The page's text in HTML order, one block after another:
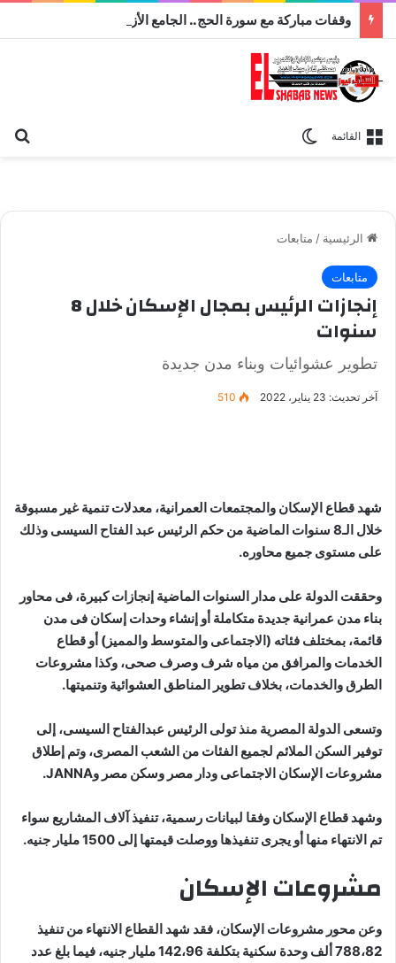
القائمة
الرئيسية / متابعات
متابعات
إنجازات الرئيس بمجال الإسكان خلال 8
سنوات
تطوير عشوائيات وبناء مدن جديدة
آخر تحديث: 23 يناير، 2022 510
شهد قطاع الإسكان والمجتمعات العمرانية، معدلات تنمية غير مسبوقة
خلال الـ8 سنوات الماضية من حكم الرئيس عبد الفتاح السيسى وذلك
على مستوى جميع محاوره.
وحققت الدولة على مدار السنوات الماضية إنجازات كبيرة، فى محاور
بناء مدن عمرانية جديدة متكاملة أو إنشاء وحدات إسكان فى مدن
قائمة، بمختلف فئاته (الاجتماعى والمتوسط والمميز) أو قطاع
الخدمات والمرافق من مياه شرف وصرف صحى، وكذا مشروعات
الطرق والخدمات، بخلاف تطوير المناطق العشوائية وتنميتها.
وتسعى الدولة المصرية منذ تولى الرئيس عبدالفتاح السيسى، إلى
توفير السكن الملائم لجميع الفئات من الشعب المصرى، وتم إطلاق
مشروعات الإسكان الاجتماعى ودار مصر وسكن مصر وJANNA.
وشهد قطاع الإسكان وفقا لبيانات رسمية، تنفيذ آلاف المشاريع سواء
تم الانتهاء منها أو يجرى تنفيذها ووصلت قيمتها إلى 1500 مليار جنيه.
مشروعات الإسكان
وعن محور مشروعات الإسكان، فقد شهد القطاع الانتهاء من تنفيذ
788،82 ألف وحدة سكنية بتكلفة 142،96 مليار جنيه، فيما بلغ عدد